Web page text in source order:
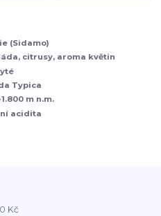
(Sidamo)
citrusy, aroma květin
Typica
1.800 m n.m.
acidita
Kč